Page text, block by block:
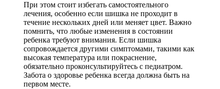
При этом стоит избегать самостоятельного
лечения, особенно если шишка не проходит в
течение нескольких дней или меняет цвет. Важно
помнить, что любые изменения в состоянии
ребенка требуют внимания. Если шишка
сопровождается другими симптомами, такими как
высокая температура или покраснение,
обязательно проконсультируйтесь с педиатром.
Забота о здоровье ребенка всегда должна быть на
первом месте.